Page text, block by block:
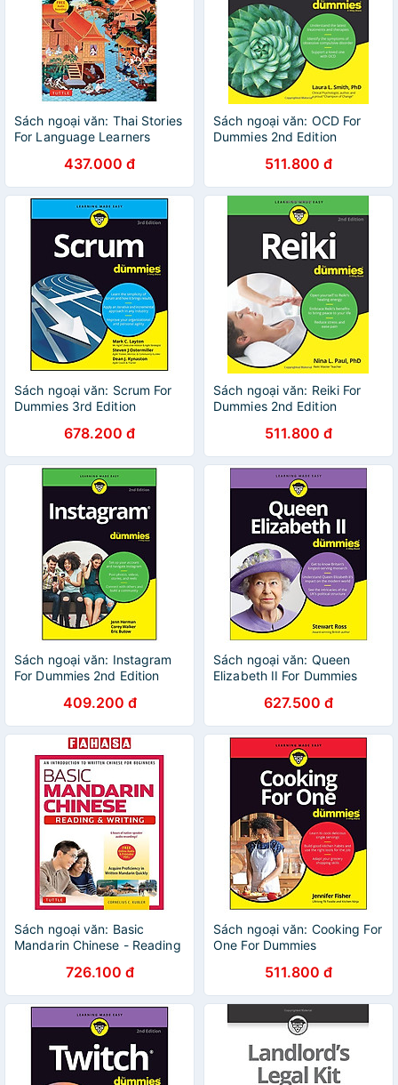
Sách ngoại văn: Thai Stories
For Language Learners
437.000 đ
Sách ngoại văn: OCD For
Dummies 2nd Edition
511.800 đ
Sách ngoại văn: Scrum For
Dummies 3rd Edition
678.200 đ
Sách ngoại văn: Reiki For
Dummies 2nd Edition
511.800 đ
Sách ngoại văn: Instagram
For Dummies 2nd Edition
409.200 đ
Sách ngoại văn: Queen
Elizabeth II For Dummies
627.500 đ
Sách ngoại văn: Basic
Mandarin Chinese - Reading
726.100 đ
Sách ngoại văn: Cooking For
One For Dummies
511.800 đ